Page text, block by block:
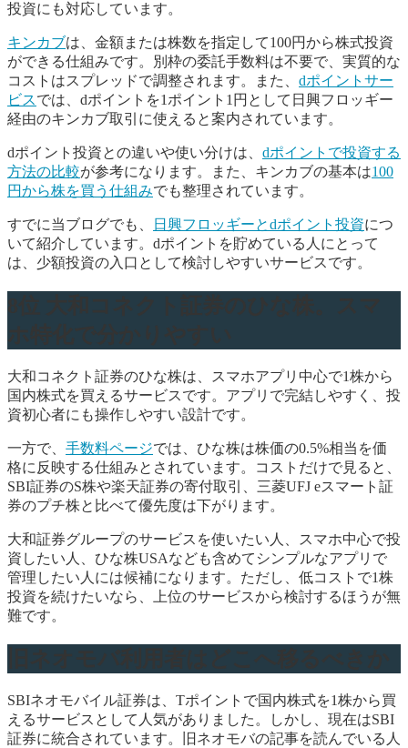
投資にも対応しています。
キンカブは、金額または株数を指定して100円から株式投資
ができる仕組みです。別枠の委託手数料は不要で、実質的な
コストはスプレッドで調整されます。また、 dポイントサー
ビスでは、dポイントを1ポイント1円として日興フロッギー
経由のキンカブ取引に使えると案内されています。
dポイント投資との違いや使い分けは、 dポイントで投資する
方法の比較が参考になります。また、キンカブの基本は100
円から株を買う仕組みでも整理されています。
すでに当ブログでも、 日興フロッギーとdポイント投資につ
いて紹介しています。dポイントを貯めている人にとって
は、少額投資の入口として検討しやすいサービスです。
大和コネクト証券のひな株は、スマホアプリ中心で1株から
国内株式を買えるサービスです。アプリで完結しやすく、投
資初心者にも操作しやすい設計です。
一方で、 手数料ページでは、ひな株は株価の0.5%相当を価
格に反映する仕組みとされています。コストだけで見ると、
SBI証券のS株や楽天証券の寄付取引、三菱UFJ eスマート証
券のプチ株と比べて優先度は下がります。
大和証券グループのサービスを使いたい人、スマホ中心で投
資したい人、ひな株USAなども含めてシンプルなアプリで
管理したい人には候補になります。ただし、低コストで1株
投資を続けたいなら、上位のサービスから検討するほうが無
難です。
SBIネオモバイル証券は、Tポイントで国内株式を1株から買
えるサービスとして人気がありました。しかし、現在はSBI
証券に統合されています。旧ネオモバの記事を読んでいる人